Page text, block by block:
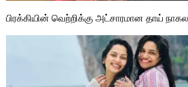
பிரக்கியின் வெற்றிக்கு அட்சாரமான தாய்